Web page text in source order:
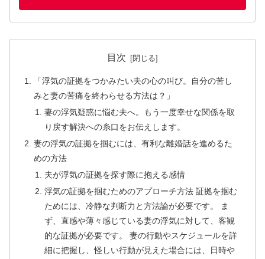
目次
「浮気の証拠をつかみたい夫の心の叫び。自分の苦し
みと妻の苦痛を終わらせる方法は？」
妻の浮気疑惑に悩む夫へ。もう一度幸せな関係を取
り戻す解決への糸口をお伝えします。
妻の浮気の証拠を掴むには、有利な離婚話を進めるた
めの方法
夫が浮気の証拠を探す際に抱える感情
浮気の証拠を掴むためのアプローチ方法 証拠を掴む
ためには、冷静な判断力と方法論が必要です。 ま
ず、直感や薄々感じている妻の浮気に対して、客観
的な証拠が必要です。 妻の行動やスケジュールを詳
細に把握し、怪しい行動が見えた場合には、日時や